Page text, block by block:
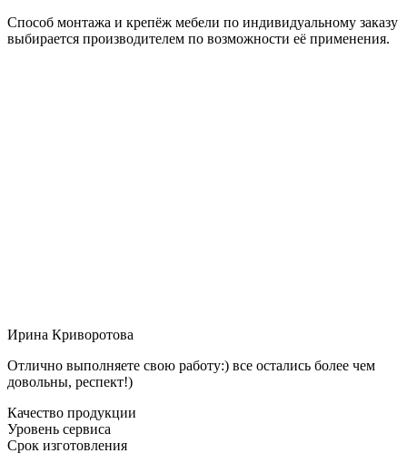
Способ монтажа и крепёж мебели по индивидуальному заказу
выбирается производителем по возможности её применения.
Ирина Криворотова
Отлично выполняете свою работу:) все остались более чем
довольны, респект!)
Качество продукции
Уровень сервиса
Срок изготовления